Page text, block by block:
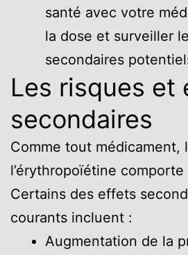
santé avec votre
la dose et surveiller
secondaires
Les risques et
secondaires
Comme tout médicament,
l’érythropoïétine comporte
Certains des effets
courants incluent :
Augmentation de la